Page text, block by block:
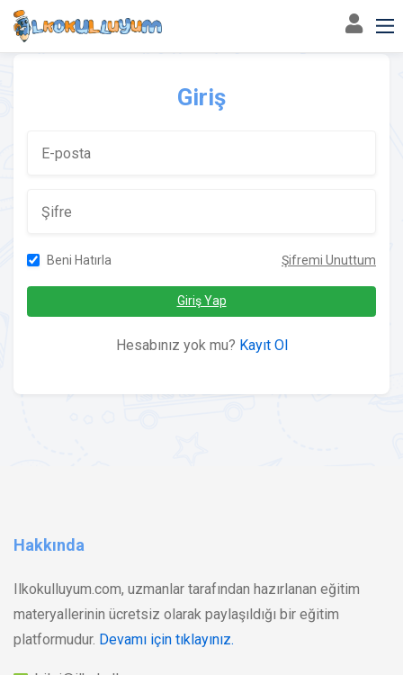
Giriş
Beni Hatırla Şifremi Unuttum
Giriş Yap
Hesabınız yok mu? Kayıt Ol
Hakkında
Ilkokulluyum.com, uzmanlar tarafından hazırlanan eğitim
materyallerinin ücretsiz olarak paylaşıldığı bir eğitim
platformudur. Devamı için tıklayınız.